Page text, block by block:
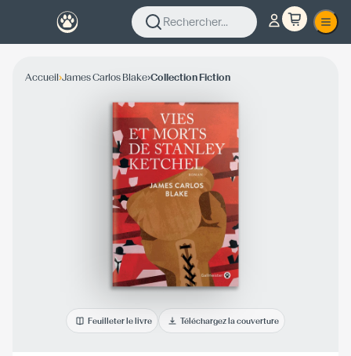
Rechercher...
Accueil›James Carlos Blake›Collection Fiction
Feuilleter le livre Téléchargez la couverture